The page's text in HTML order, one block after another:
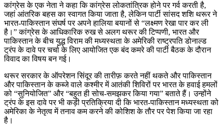
कांग्रेस के एक नेता ने कहा कि कांग्रेस लोकतांत्रिक होने पर गर्व करती है,
जहां आंतरिक बहस का स्वागत किया जाता है, लेकिन पार्टी सांसद शशि थरूर ने
भारत-पाकिस्तान संघर्ष पर अपने हालिया बयानों से “लक्ष्मण रेखा पार कर ली
है।” कांग्रेस के आधिकारिक रुख से अलग थरूर की टिप्पणी, भारत और
पाकिस्तान के बीच युद्ध विराम की मध्यस्थता के अमेरिकी राष्ट्रपति डोनाल्ड
ट्रंप के दावे पर चर्चा के लिए आयोजित एक बंद कमरे की पार्टी बैठक के दौरान
विवाद का विषय बन गई।
थरूर सरकार के ऑपरेशन सिंदूर की तारीफ़ करते नहीं थकते और पाकिस्तान
और पाकिस्तान के कब्जे वाले कश्मीर में आतंकी शिविरों पर भारत के हवाई हमलों
को “सुनियोजित” और “बहुत ही सोच-समझकर किया गया” बताते हैं। उन्होंने
ट्रंप के इस दावे पर भी कड़ी प्रतिक्रिया दी कि भारत-पाकिस्तान मध्यस्थता को
अमेरिका के नेतृत्व में तनाव कम करने की कोशिश के तौर पर पेश किया जा रहा
है।